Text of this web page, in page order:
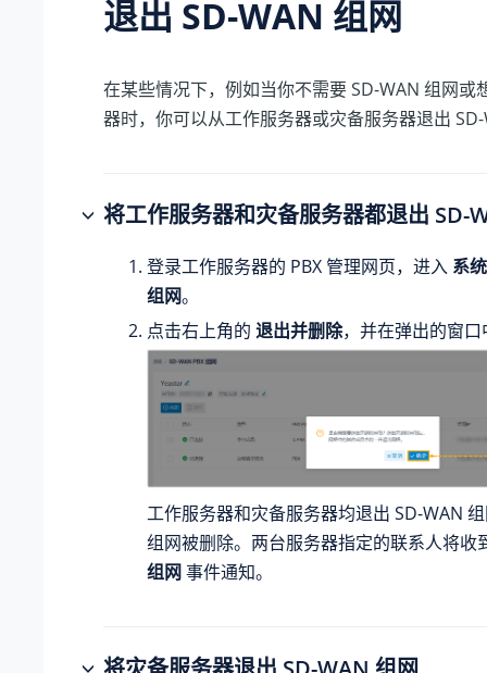
退出 SD-WAN 组网
在某些情况下，例如当你不需要 SD-WAN 组网或
器时，你可以从工作服务器或灾备服务器退出
将工作服务器和灾备服务器都退出 SD-
登录工作服务器的 PBX 管理网页，进入 系统
组网。
点击右上角的 退出并删除，并在弹出的窗
工作服务器和灾备服务器均退出 SD-WAN
组网被删除。两台服务器指定的联系人将收
组网事件通知。